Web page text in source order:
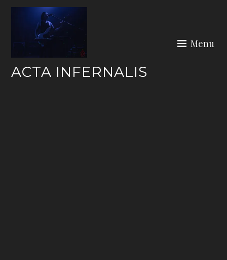
Skip
ACTA INFERNALIS
Menu